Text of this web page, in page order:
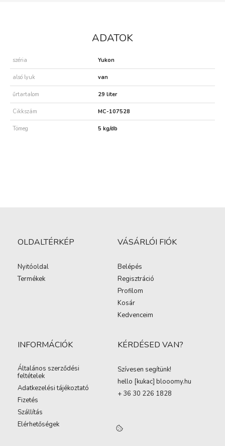
ADATOK
széria Yukon
alsó lyuk van
űrtartalom 29 liter
Cikkszám MC-107528
Tömeg 5 kg/db
OLDALTÉRKÉP
Nyitóoldal
Termékek
VÁSÁRLÓI FIÓK
Belépés
Regisztráció
Profilom
Kosár
Kedvenceim
INFORMÁCIÓK
Általános szerződési
feltételek
Adatkezelési tájékoztató
Fizetés
Szállítás
Elérhetőségek
KÉRDÉSED VAN?
Szívesen segítünk!
hello [kukac] blooomy.hu
+ 36 30 226 1828